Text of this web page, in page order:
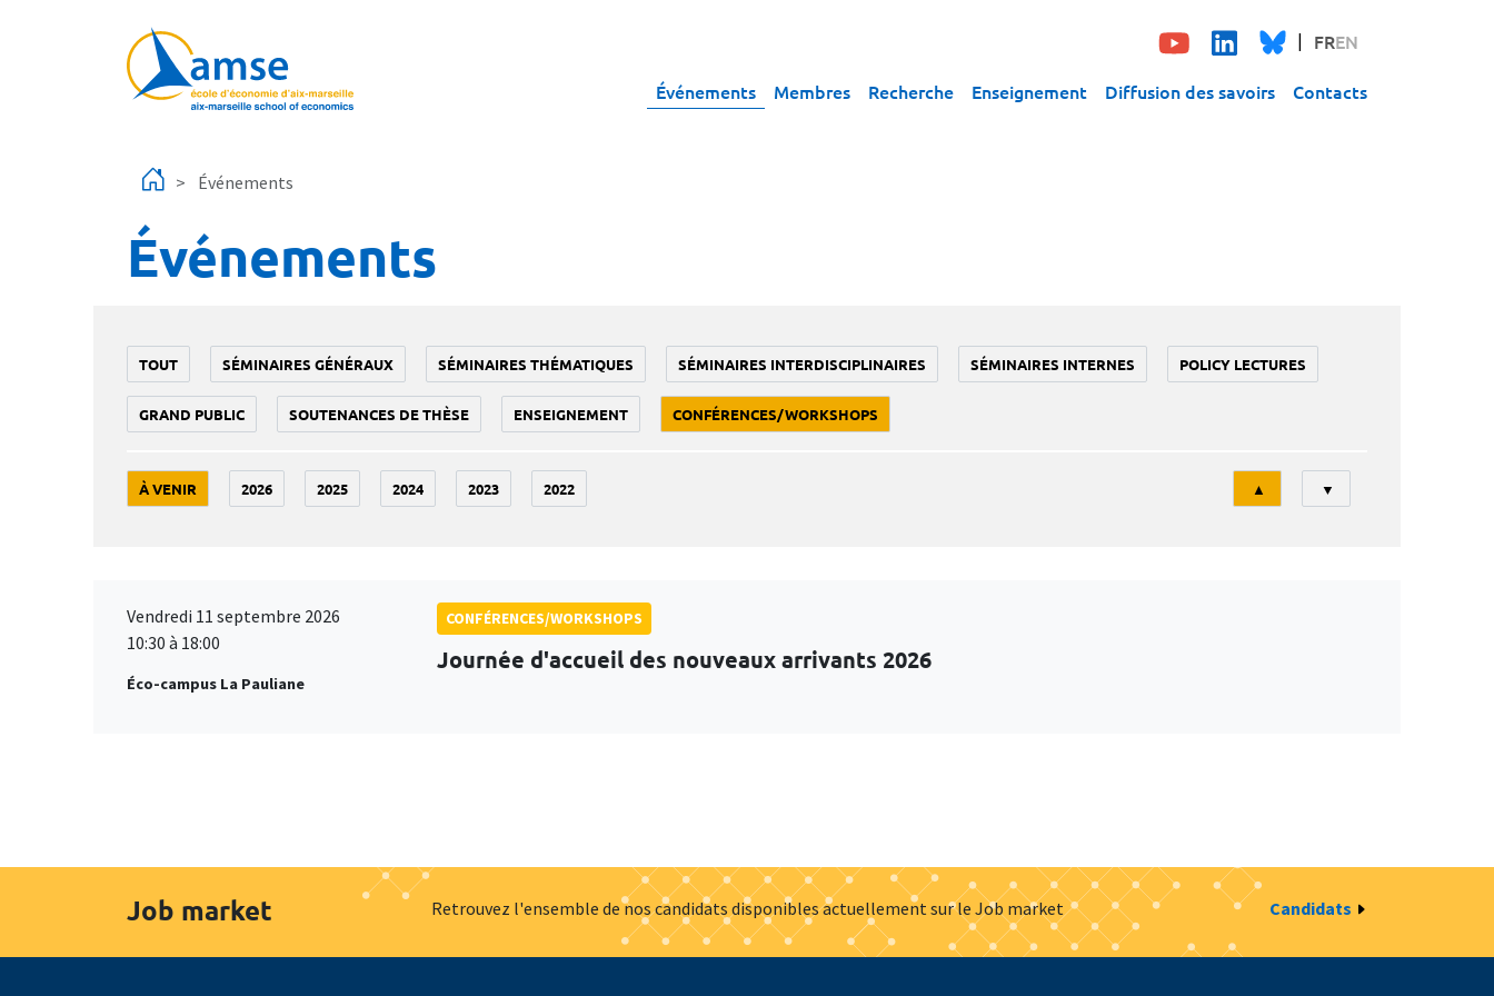
FREN
Événements Membres Recherche Enseignement Diffusion des savoirs Contacts
Événements
Événements
TOUT SÉMINAIRES GÉNÉRAUX SÉMINAIRES THÉMATIQUES SÉMINAIRES INTERDISCIPLINAIRES SÉMINAIRES INTERNES POLICY LECTURES
GRAND PUBLIC SOUTENANCES DE THÈSE ENSEIGNEMENT CONFÉRENCES/WORKSHOPS
À VENIR 2026 2025 2024 2023 2022
Tri
▲ ▼
Vendredi 11 septembre 2026
10:30 à 18:00
Éco-campus La Pauliane
CONFÉRENCES/WORKSHOPS
Journée d'accueil des nouveaux arrivants 2026
Job market Retrouvez l'ensemble de nos candidats disponibles actuellement sur le Job market Candidats